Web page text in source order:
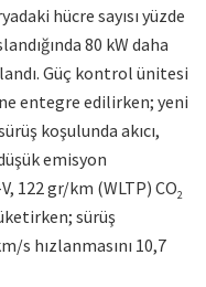
hücre sayısı yüzde
80 kW daha
Güç kontrol ünitesi
entegre edilirken; yeni
koşulunda akıcı,
emisyon
122 gr/km (WLTP) CO2
sürüş
s hızlanmasını 10,7